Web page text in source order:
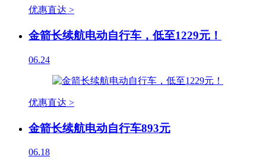
优惠直达 >
金箭长续航电动自行车，低至1229元！
06.24
优惠直达 >
金箭长续航电动自行车893元
06.18